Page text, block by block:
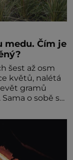
medu. Čím je
šest až osm
květů, nalétá
gramů
o sobě se
včelstva,